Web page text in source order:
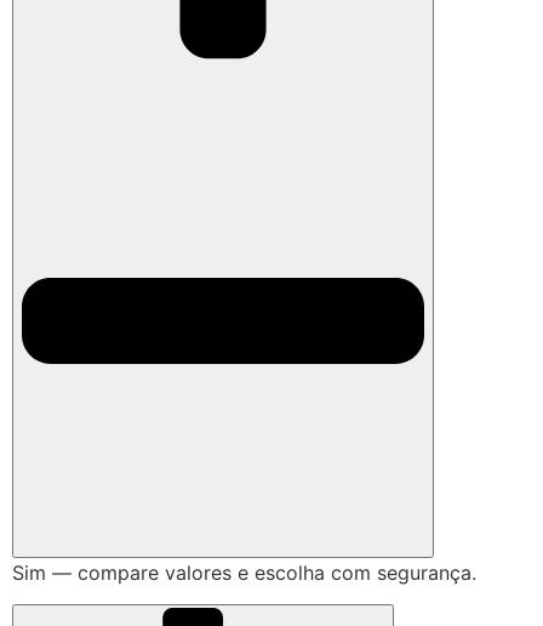
Sim — compare valores e escolha com segurança.